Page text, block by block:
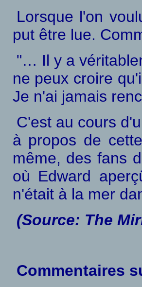
Lorsque l'on
put être lue.
"… Il y a
ne peux croire
Je n'ai jamais
C'est au cours
à propos de
même, des fans
où Edward
n'était à la mer
(Source: The
Commentaires